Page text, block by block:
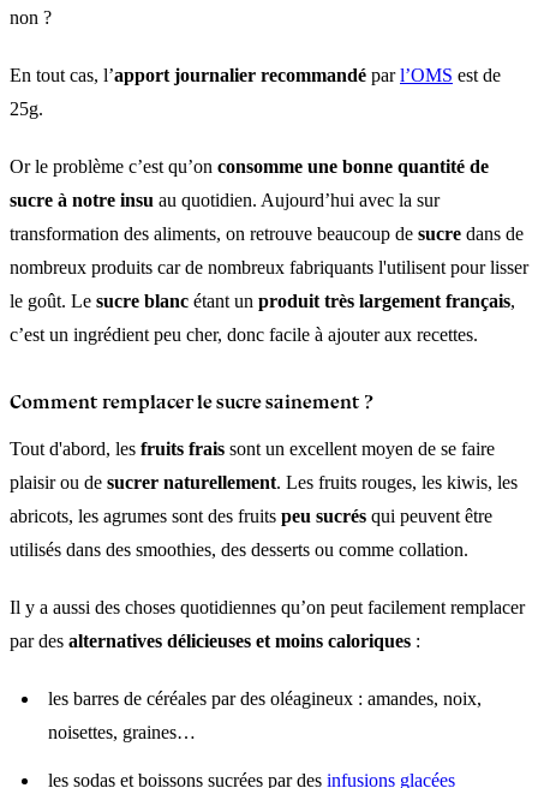
non ?
En tout cas, l’apport journalier recommandé parl’OMS est de
25g.
Or le problème c’est qu’on consomme une bonne quantité de
sucre à notre insu au quotidien. Aujourd’hui avec la sur
transformation des aliments, on retrouve beaucoup de sucre dans de
nombreux produits car de nombreux fabriquants l'utilisent pour lisser
le goût. Le sucre blanc étant un produit très largement français,
c’est un ingrédient peu cher, donc facile à ajouter aux recettes.
Comment remplacer le sucre sainement ?
Tout d'abord, les fruits frais sont un excellent moyen de se faire
plaisir ou de sucrer naturellement. Les fruits rouges, les kiwis, les
abricots, les agrumes sont des fruits peu sucrés qui peuvent être
utilisés dans des smoothies, des desserts ou comme collation.
Il y a aussi des choses quotidiennes qu’on peut facilement remplacer
par des alternatives délicieuses et moins caloriques :
les barres de céréales par des oléagineux : amandes, noix,
noisettes, graines…
les sodas et boissons sucrées par des infusions glacées